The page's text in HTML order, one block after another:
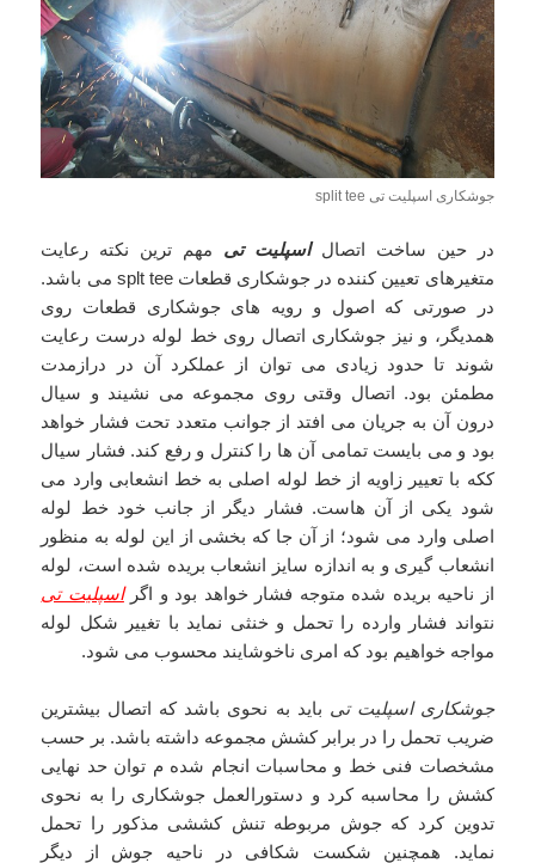
جوشکاری اسپلیت تی split tee
در حین ساخت اتصالاسپلیت تی مهم ترین نکته رعایت
متغیرهای تعیین کننده در جوشکاری قطعات splt tee می باشد.
در صورتی که اصول و رویه های جوشکاری قطعات روی
همدیگر، و نیز جوشکاری اتصال روی خط لوله درست رعایت
شوند تا حدود زیادی می توان از عملکرد آن در درازمدت
مطمئن بود. اتصال وقتی روی مجموعه می نشیند و سیال
درون آن به جریان می افتد از جوانب متعدد تحت فشار خواهد
بود و می بایست تمامی آن ها را کنترل و رفع کند. فشار سیال
ککه با تعییر زاویه از خط لوله اصلی به خط انشعابی وارد می
شود یکی از آن هاست. فشار دیگر از جانب خود خط لوله
اصلی وارد می شود؛ از آن جا که بخشی از این لوله به منظور
انشعاب گیری و به اندازه سایز انشعاب بریده شده است، لوله
از ناحیه بریده شده متوجه فشار خواهد بود و اگراسپلیت تی
نتواند فشار وارده را تحمل و خنثی نماید با تغییر شکل لوله
مواجه خواهیم بود که امری ناخوشایند محسوب می شود.
جوشکاری اسپلیت تی باید به نحوی باشد که اتصال بیشترین
ضریب تحمل را در برابر کشش مجموعه داشته باشد. بر حسب
مشخصات فنی خط و محاسبات انجام شده م توان حد نهایی
کشش را محاسبه کرد و دستورالعمل جوشکاری را به نحوی
تدوین کرد که جوش مربوطه تنش کششی مذکور را تحمل
نماید. همچنین شکست شکافی در ناحیه جوش از دیگر